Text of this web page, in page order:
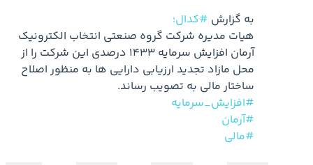
به گزارش #کدال؛
ساختار مالی به تصویب رساند.
#افزایش_سرمایه
#آرمان
#مالی